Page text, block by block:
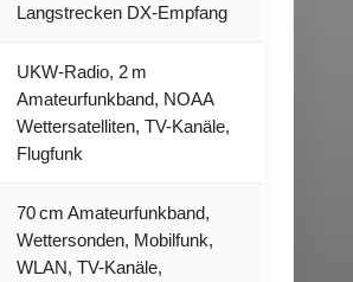
Langstrecken DX‑Empfang
UKW-Radio, 2 m
Amateurfunkband, NOAA
Wettersatelliten, TV-Kanäle,
Flugfunk
70 cm Amateurfunkband,
Wettersonden, Mobilfunk,
WLAN, TV-Kanäle,